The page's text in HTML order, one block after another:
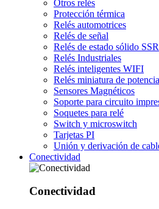
Otros relés
Protección térmica
Relés automotrices
Relés de señal
Relés de estado sólido SSR
Relés Industriales
Relés inteligentes WIFI
Relés miniatura de potencia
Sensores Magnéticos
Soporte para circuito
Soquetes para relé
Switch y microswitch
Tarjetas PI
Unión y derivación de
Conectividad
Conectividad